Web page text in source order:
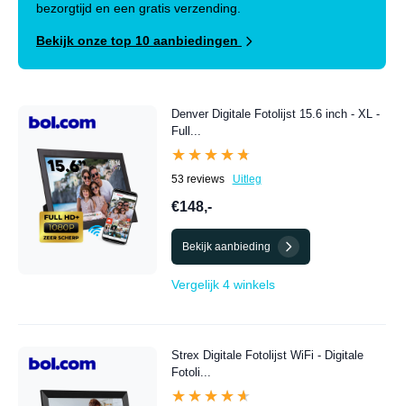
bezorgtijd en een gratis verzending.
Bekijk onze top 10 aanbiedingen
Denver Digitale Fotolijst 15.6 inch - XL -
Full...
★★★★★
★★★★★
53 reviews Uitleg
€148,-
Bekijk aanbieding
Vergelijk 4 winkels
Strex Digitale Fotolijst WiFi - Digitale
Fotoli...
★★★★★
★★★★★